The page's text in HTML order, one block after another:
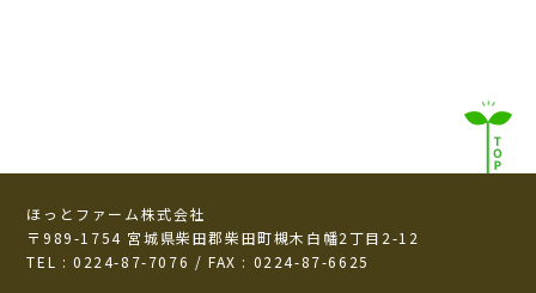
ほっとファーム株式会社
〒989-1754 宮城県柴田郡柴田町槻木白幡2丁目2-12
TEL : 0224-87-7076 / FAX : 0224-87-6625